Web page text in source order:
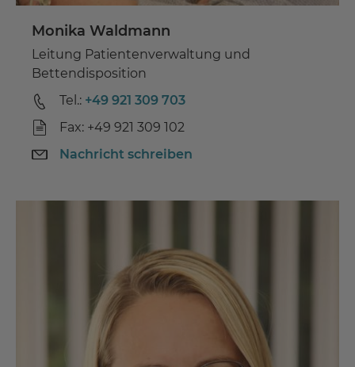
Monika Waldmann
Leitung Patientenverwaltung und
Bettendisposition
Tel.: +49 921 309 703
Fax: +49 921 309 102
Nachricht schreiben